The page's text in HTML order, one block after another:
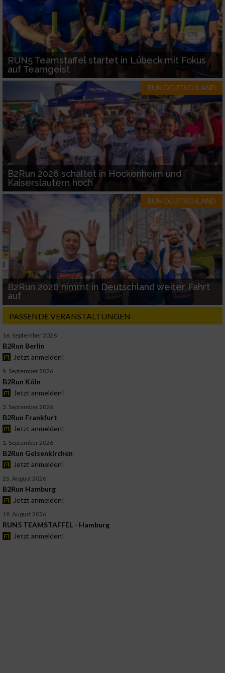
RUN5 Teamstaffel startet in Lübeck mit Fokus
auf Teamgeist
RUN-DEUTSCHLAND
B2Run 2026 schaltet in Hockenheim und
Kaiserslautern hoch
RUN-DEUTSCHLAND
B2Run 2026 nimmt in Deutschland weiter Fahrt
auf
PASSENDE VERANSTALTUNGEN
16. September 2026
B2Run Berlin
Jetzt anmelden!
9. September 2026
B2Run Köln
Jetzt anmelden!
3. September 2026
B2Run Frankfurt
Jetzt anmelden!
1. September 2026
B2Run Gelsenkirchen
Jetzt anmelden!
25. August 2026
B2Run Hamburg
Jetzt anmelden!
19. August 2026
RUN5 TEAMSTAFFEL - Hamburg
Jetzt anmelden!